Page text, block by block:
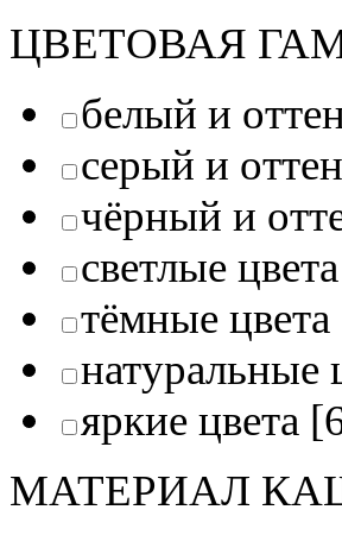
ЦВЕТОВАЯ
белый и
серый и
чёрный и
светлые цвета
тёмные цвета
натуральные
яркие цвета
МАТЕРИАЛ